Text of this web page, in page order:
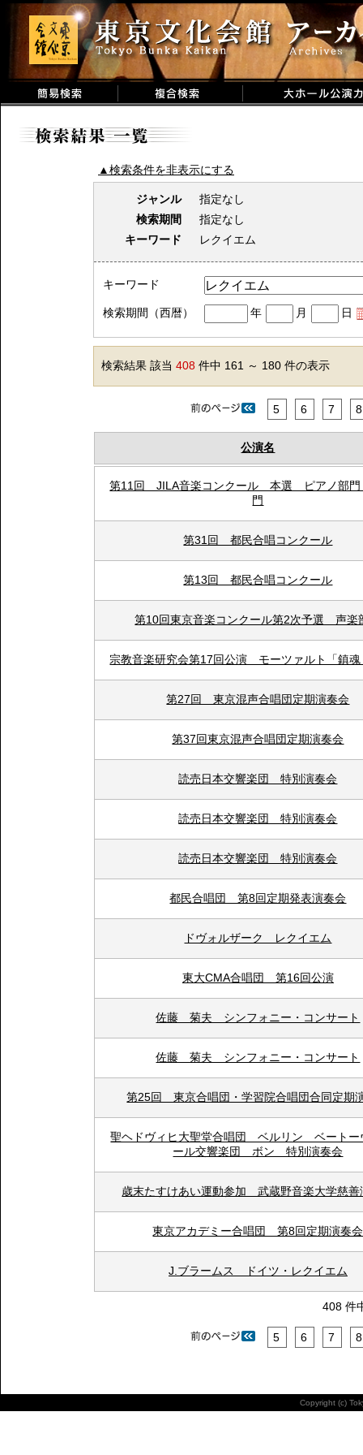
▲検索条件を非表示にする
ジャンル
指定なし
検索期間
指定なし
キーワード
レクイエム
キーワード
検索期間（西暦） 年 月 日
検索結果 該当408 件中 161 ～ 180 件の表示
5 6 7 8
公演名
第11回 JILA音楽コンクール 本選 ピアノ部
門
第31回 都民合唱コンクール
第13回 都民合唱コンクール
第10回東京音楽コンクール第2次予選 声楽
宗教音楽研究会第17回公演 モーツァルト「鎮魂
第27回 東京混声合唱団定期演奏会
第37回東京混声合唱団定期演奏会
読売日本交響楽団 特別演奏会
読売日本交響楽団 特別演奏会
読売日本交響楽団 特別演奏会
都民合唱団 第8回定期発表演奏会
ドヴォルザーク レクイエム
東大CMA合唱団 第16回公演
佐藤 菊夫 シンフォニー・コンサート
佐藤 菊夫 シンフォニー・コンサート
第25回 東京合唱団・学習院合唱団合同定期
聖ヘドヴィヒ大聖堂合唱団 ベルリン ベートー
ール交響楽団 ボン 特別演奏会
歳末たすけあい運動参加 武蔵野音楽大学慈善
東京アカデミー合唱団 第8回定期演奏会
J.ブラームス ドイツ・レクイエム
408 件
5 6 7 8
Copyright (c)